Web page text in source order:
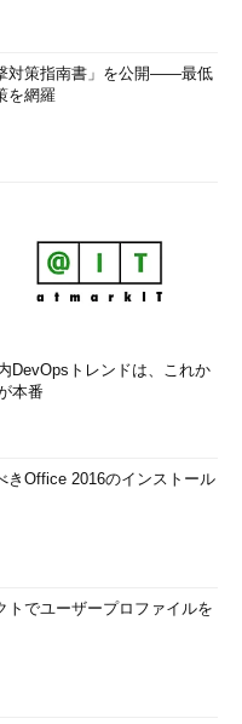
対策指南書」を公開――最低
を網羅
DevOpsトレンドは、これか
本番
きOffice 2016のインストール
トでユーザープロファイルを